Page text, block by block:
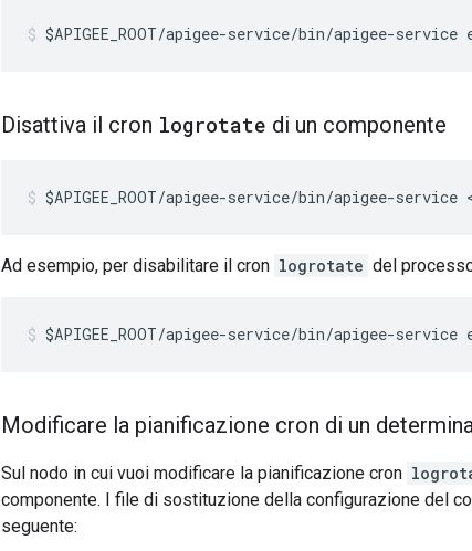
$APIGEE_ROOT/apigee-service/bin/apigee-
Disattiva il cron logrotate di un componente
$APIGEE_ROOT/apigee-service/bin/apigee-service
Ad esempio, per disabilitare il cron logrotate del
$APIGEE_ROOT/apigee-service/bin/apigee-
Modificare la pianificazione cron di un
Sul nodo in cui vuoi modificare la pianificazione cron
componente. I file di sostituzione della configurazione del
seguente: